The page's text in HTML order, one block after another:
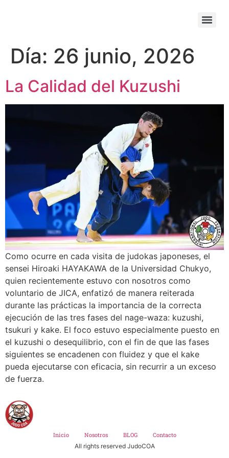
Día: 26 junio, 2026
La Calidad del Kuzushi
Como ocurre en cada visita de judokas japoneses, el
sensei Hiroaki HAYAKAWA de la Universidad Chukyo,
quien recientemente estuvo con nosotros como
voluntario de JICA, enfatizó de manera reiterada
durante las prácticas la importancia de la correcta
ejecución de las tres fases del nage-waza: kuzushi,
tsukuri y kake. El foco estuvo especialmente puesto en
el kuzushi o desequilibrio, con el fin de que las fases
siguientes se encadenen con fluidez y que el kake
pueda ejecutarse con eficacia, sin recurrir a un exceso
de fuerza.
Inicio Nosotros BLOG
Contacto
All rights reserved JudoCOA